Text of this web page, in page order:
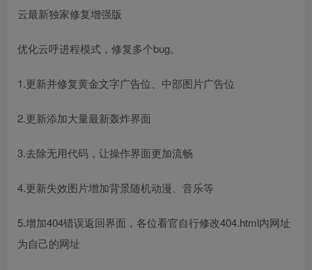
云最新独家修复增强版
优化云呼进程模式，修复多个bug。
1.更新并修复黄金文字广告位、中部图片广告位
2.更新添加大量最新轰炸界面
3.去除无用代码，让操作界面更加流畅
4.更新失效图片增加背景随机动漫、音乐等
5.增加404错误返回界面，各位看官自行修改404.html内网址
为自己的网址